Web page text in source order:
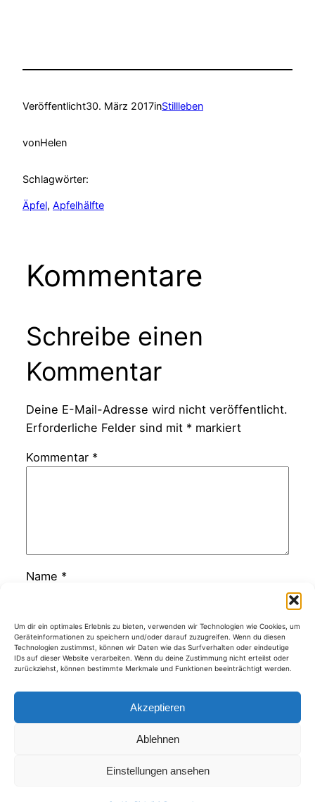
Um dir ein optimales Erlebnis zu bieten, verwenden wir Technologien wie Cookies, um
Geräteinformationen zu speichern und/oder darauf zuzugreifen. Wenn du diesen
Technologien zustimmst, können wir Daten wie das Surfverhalten oder eindeutige
IDs auf dieser Website verarbeiten. Wenn du deine Zustimmung nicht erteilst oder
zurückziehst, können bestimmte Merkmale und Funktionen beeinträchtigt werden.
Akzeptieren
Ablehnen
Einstellungen ansehen
Veröffentlicht30. März 2017inStillleben
vonHelen
Schlagwörter:
Äpfel, Apfelhälfte
Kommentare
Schreibe einen
Kommentar
Deine E-Mail-Adresse wird nicht veröffentlicht.
Erforderliche Felder sind mit *markiert
Kommentar *
Name *
E-Mail-Adresse*
Website